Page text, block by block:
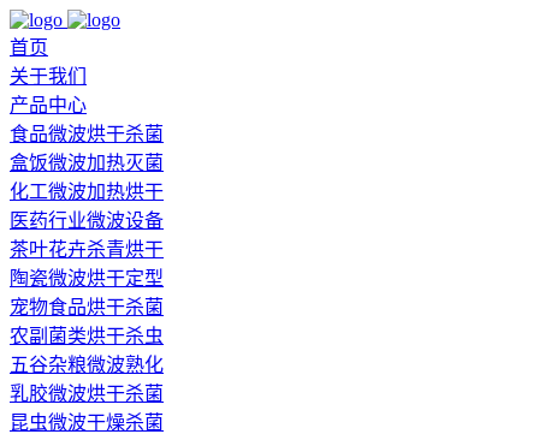
首页
关于我们
产品中心
食品微波烘干杀菌
盒饭微波加热灭菌
化工微波加热烘干
医药行业微波设备
茶叶花卉杀青烘干
陶瓷微波烘干定型
宠物食品烘干杀菌
农副菌类烘干杀虫
五谷杂粮微波熟化
乳胶微波烘干杀菌
昆虫微波干燥杀菌